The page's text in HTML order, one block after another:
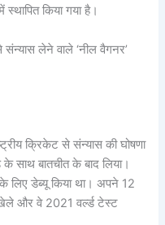
किया गया है।
लेने वाले ‘नील वैगनर’
क्रिकेट से संन्यास की घोषणा
साथ बातचीत के बाद लिया।
डेब्यू किया था। अपने 12
और वे 2021 वर्ल्ड टेस्ट